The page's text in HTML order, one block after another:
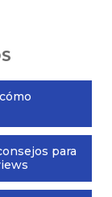
para